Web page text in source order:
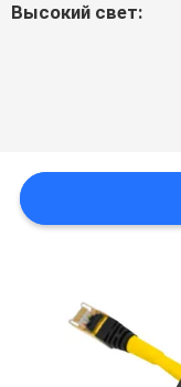
ЦИТАТУ
PRIVACY
Высокий свет: